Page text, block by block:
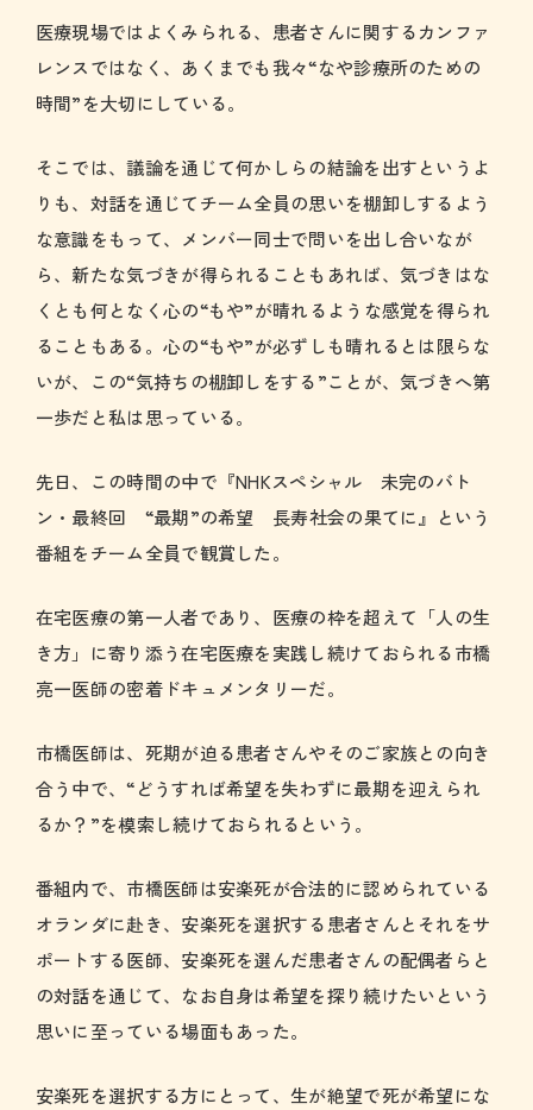
医療現場ではよくみられる、患者さんに関するカンファ
レンスではなく、あくまでも我々“なや診療所のための
時間”を大切にしている。
そこでは、議論を通じて何かしらの結論を出すというよ
りも、対話を通じてチーム全員の思いを棚卸しするよう
な意識をもって、メンバー同士で問いを出し合いなが
ら、新たな気づきが得られることもあれば、気づきはな
くとも何となく心の“もや”が晴れるような感覚を得られ
ることもある。心の“もや”が必ずしも晴れるとは限らな
いが、この“気持ちの棚卸しをする”ことが、気づきへ第
一歩だと私は思っている。
先日、この時間の中で『NHKスペシャル 未完のバト
ン・最終回 “最期”の希望 長寿社会の果てに』という
番組をチーム全員で観賞した。
在宅医療の第一人者であり、医療の枠を超えて「人の生
き方」に寄り添う在宅医療を実践し続けておられる市橋
亮一医師の密着ドキュメンタリーだ。
市橋医師は、死期が迫る患者さんやそのご家族との向き
合う中で、“どうすれば希望を失わずに最期を迎えられ
るか？”を模索し続けておられるという。
番組内で、市橋医師は安楽死が合法的に認められている
オランダに赴き、安楽死を選択する患者さんとそれをサ
ポートする医師、安楽死を選んだ患者さんの配偶者らと
の対話を通じて、なお自身は希望を探り続けたいという
思いに至っている場面もあった。
安楽死を選択する方にとって、生が絶望で死が希望にな